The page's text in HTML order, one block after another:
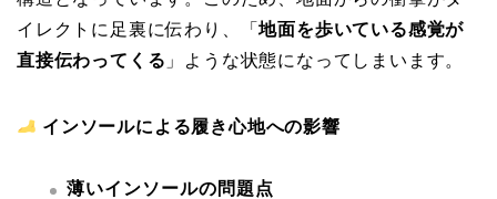
イレクトに足裏に伝わり、「地面を歩いている感覚が
直接伝わってくる 」ような状態になってしまいます。
インソールによる履き心地への影響
薄いインソールの問題点